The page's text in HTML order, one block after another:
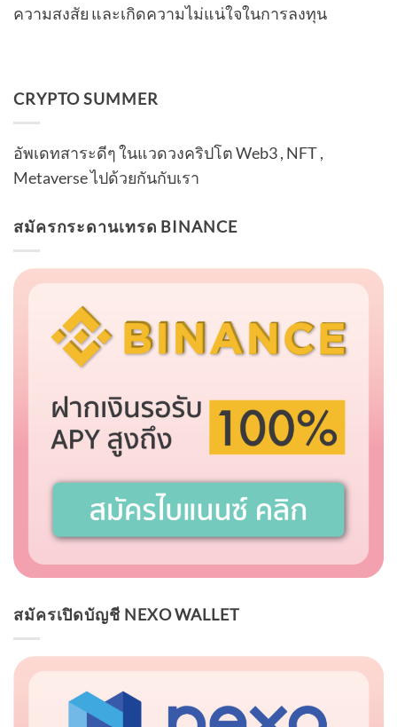
ความสงสัย และเกิดความไม่แน่ใจในการลงทุน
CRYPTO SUMMER
อัพเดทสาระดีๆ ในแวดวงคริปโต Web3 , NFT ,
Metaverse ไปด้วยกันกับเรา
สมัครกระดานเทรด BINANCE
สมัครเปิดบัญชี NEXO WALLET